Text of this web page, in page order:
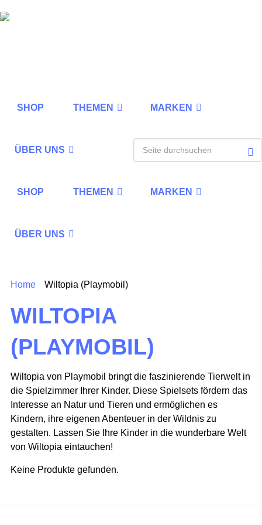
SHOP THEMEN MARKEN
ÜBER UNS
SHOP THEMEN MARKEN
ÜBER UNS
Home Wiltopia (Playmobil)
WILTOPIA
(PLAYMOBIL)
Wiltopia von Playmobil bringt die faszinierende Tierwelt in
die Spielzimmer Ihrer Kinder. Diese Spielsets fördern das
Interesse an Natur und Tieren und ermöglichen es
Kindern, ihre eigenen Abenteuer in der Wildnis zu
gestalten. Lassen Sie Ihre Kinder in die wunderbare Welt
von Wiltopia eintauchen!
Keine Produkte gefunden.